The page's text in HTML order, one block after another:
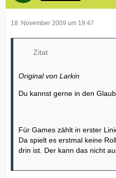
18. November 2009 um 19:47
Zitat
Original von Larkin
Du kannst gerne in den
Für Games zählt in erster
Da spielt es erstmal keine
drin ist. Der kann das nicht